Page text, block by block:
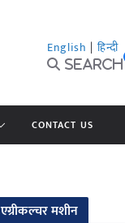
English | हिन्दी
Search
CONTACT US
एग्रीकल्चर मशीन